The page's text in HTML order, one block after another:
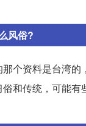
风俗?
个资料是台湾
和传统，可能